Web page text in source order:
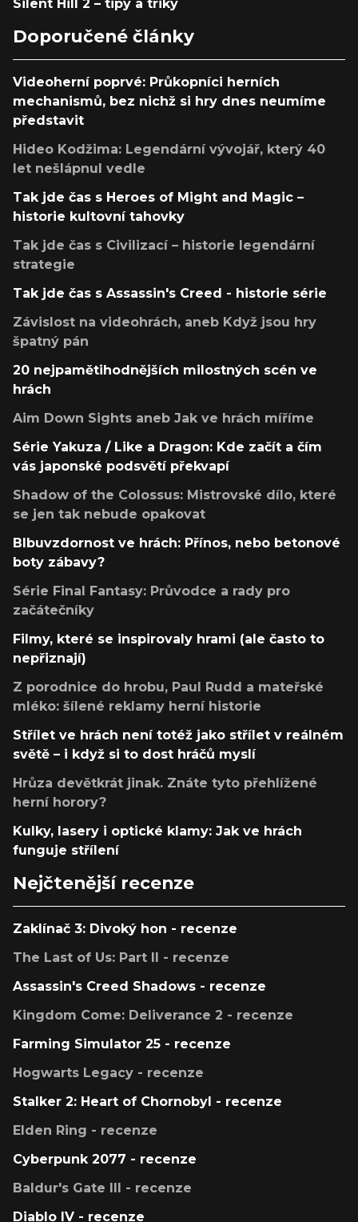
Silent Hill 2 – tipy a triky
Doporučené články
Videoherní poprvé: Průkopníci herních
mechanismů, bez nichž si hry dnes neumíme
představit
Hideo Kodžima: Legendární vývojář, který 40
let nešlápnul vedle
Tak jde čas s Heroes of Might and Magic –
historie kultovní tahovky
Tak jde čas s Civilizací – historie legendární
strategie
Tak jde čas s Assassin's Creed - historie série
Závislost na videohrách, aneb Když jsou hry
špatný pán
20 nejpamětihodnějších milostných scén ve
hrách
Aim Down Sights aneb Jak ve hrách míříme
Série Yakuza / Like a Dragon: Kde začít a čím
vás japonské podsvětí překvapí
Shadow of the Colossus: Mistrovské dílo, které
se jen tak nebude opakovat
Blbuvzdornost ve hrách: Přínos, nebo betonové
boty zábavy?
Série Final Fantasy: Průvodce a rady pro
začátečníky
Filmy, které se inspirovaly hrami (ale často to
nepřiznají)
Z porodnice do hrobu, Paul Rudd a mateřské
mléko: šílené reklamy herní historie
Střílet ve hrách není totéž jako střílet v reálném
světě – i když si to dost hráčů myslí
Hrůza devětkrát jinak. Znáte tyto přehlížené
herní horory?
Kulky, lasery i optické klamy: Jak ve hrách
funguje střílení
Nejčtenější recenze
Zaklínač 3: Divoký hon - recenze
The Last of Us: Part II - recenze
Assassin's Creed Shadows - recenze
Kingdom Come: Deliverance 2 - recenze
Farming Simulator 25 - recenze
Hogwarts Legacy - recenze
Stalker 2: Heart of Chornobyl - recenze
Elden Ring - recenze
Cyberpunk 2077 - recenze
Baldur's Gate III - recenze
Diablo IV - recenze